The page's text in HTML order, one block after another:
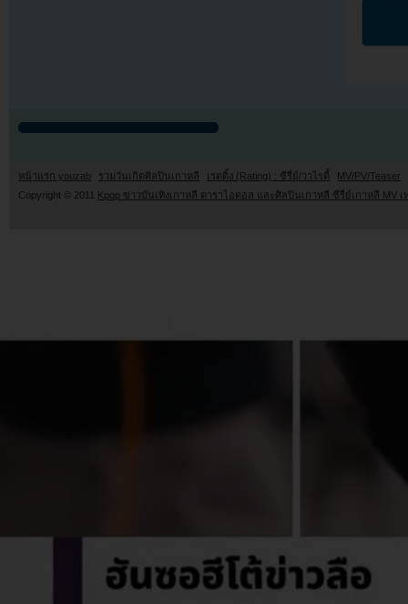
หน้าแรก youzab รวมวันเกิดศิลปินเกาหลี เรตติ้ง (Rating) : ซีรี่ย์/วาไรตี้
MV/PV/Teaser
Copyright © 2011 Kpop ข่าวบันเทิงเกาหลี ดาราไอดอล และศิลปินเกาหลี ซีรี่ย์เกาหลี MV